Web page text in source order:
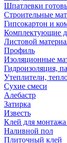
Шпатлевки
Строительные
Гипсокартон и
Комплектующие
Листовой
Профиль
Изоляционные
Гидроизоляция,
Утеплители,
Сухие смеси
Алебастр
Затирка
Известь
Клей для
Наливной пол
Плиточный клей